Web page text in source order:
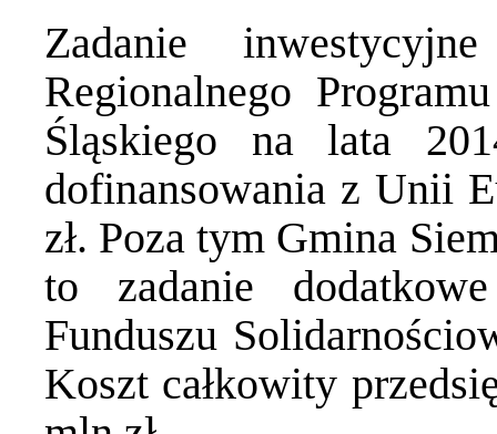
Zadanie
Regionalnego
Śląskiego na lata
dofinansowania z Unii
zł. Poza tym Gmina
to zadanie
Funduszu
Koszt całkowity